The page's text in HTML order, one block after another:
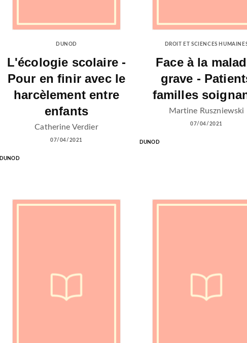
DUNOD
L'écologie scolaire -
Pour en finir avec le
harcèlement entre
enfants
Catherine Verdier
07/04/2021
DUNOD
DROIT ET SCIENCES
Face à la
grave -
familles
Martine Ruszniewski
07/04/2021
DUNOD